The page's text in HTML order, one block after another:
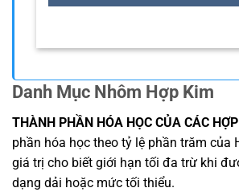
Danh Mục Nhôm Hợp Kim
THÀNH PHẦN HÓA HỌC CỦA CÁC
phần hóa học theo tỷ lệ phần trăm của
giá trị cho biết giới hạn tối đa trừ khi
dạng dải hoặc mức tối thiểu.